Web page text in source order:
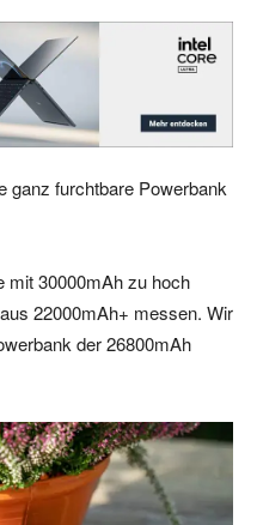
ganz furchtbare Powerbank
mit 30000mAh zu hoch
22000mAh+ messen. Wir
der 26800mAh